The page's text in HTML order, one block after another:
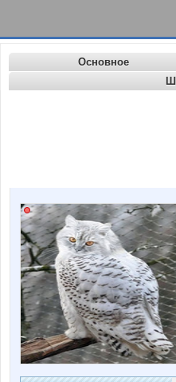
Основное